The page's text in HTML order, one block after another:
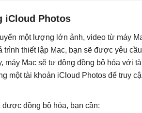
iCloud Photos
một lượng lớn ảnh, video từ máy
trình thiết lập Mac, bạn sẽ được yêu
máy Mac sẽ tự động đồng bộ hóa với
một tài khoản iCloud Photos để truy
đồng bộ hóa, bạn cần: